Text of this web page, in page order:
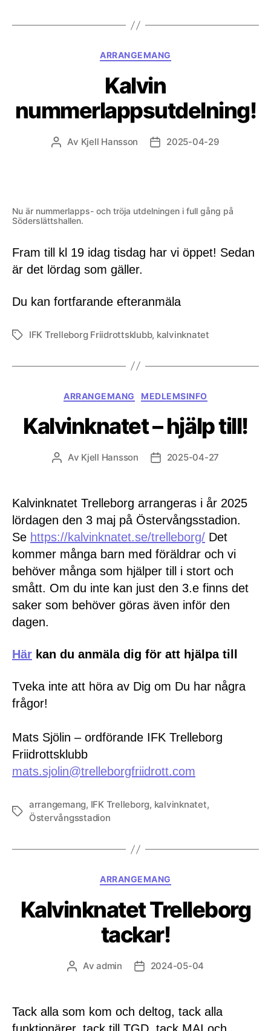
Kategorier
ARRANGEMANG
Kalvin
nummerlappsutdelning!
Inläggsförfattare
Av Kjell Hansson Inläggsdatum
2025-04-29
Nu är nummerlapps- och tröja utdelningen i full gång på
Söderslättshallen.
Fram till kl 19 idag tisdag har vi öppet! Sedan
är det lördag som gäller.
Du kan fortfarande efteranmäla
EtiketterIFK Trelleborg Friidrottsklubb, kalvinknatet
Kategorier
ARRANGEMANG MEDLEMSINFO
Kalvinknatet – hjälp till!
Inläggsförfattare
Av Kjell Hansson Inläggsdatum
2025-04-27
Kalvinknatet Trelleborg arrangeras i år 2025
lördagen den 3 maj på Östervångsstadion.
Se https://kalvinknatet.se/trelleborg/ Det
kommer många barn med föräldrar och vi
behöver många som hjälper till i stort och
smått. Om du inte kan just den 3.e finns det
saker som behöver göras även inför den
dagen.
Här kan du anmäla dig för att hjälpa till
Tveka inte att höra av Dig om Du har några
frågor!
Mats Sjölin – ordförande IFK Trelleborg
Friidrottsklubb
mats.sjolin@trelleborgfriidrott.com
Etiketter
arrangemang, IFK Trelleborg, kalvinknatet,
Östervångsstadion
Kategorier
ARRANGEMANG
Kalvinknatet Trelleborg
tackar!
Inläggsförfattare
Avadmin Inläggsdatum
2024-05-04
Tack alla som kom och deltog, tack alla
funktionärer, tack till TGD, tack MAI och